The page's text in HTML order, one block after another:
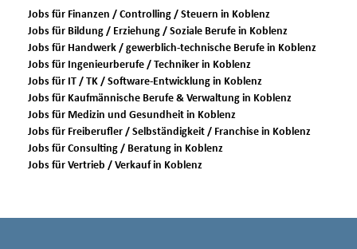
Jobs für Finanzen / Controlling / Steuern in Koblenz
Jobs für Bildung / Erziehung / Soziale Berufe in Koblenz
Jobs für Handwerk / gewerblich-technische Berufe in Koblenz
Jobs für Ingenieurberufe / Techniker in Koblenz
Jobs für IT / TK / Software-Entwicklung in Koblenz
Jobs für Kaufmännische Berufe & Verwaltung in Koblenz
Jobs für Medizin und Gesundheit in Koblenz
Jobs für Freiberufler / Selbständigkeit / Franchise in Koblenz
Jobs für Consulting / Beratung in Koblenz
Jobs für Vertrieb / Verkauf in Koblenz